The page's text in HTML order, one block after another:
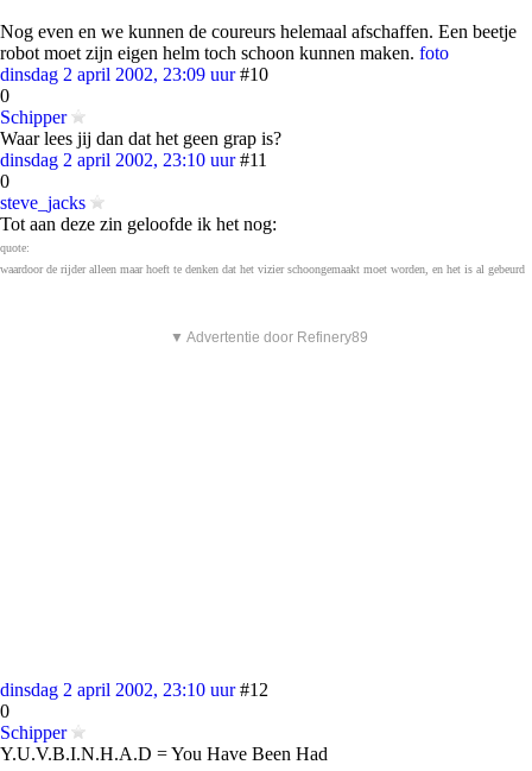
Nog even en we kunnen de coureurs helemaal afschaffen. Een beetje
robot moet zijn eigen helm toch schoon kunnen maken. foto
dinsdag 2 april 2002, 23:09 uur #10
0
Schipper
Waar lees jij dan dat het geen grap is?
dinsdag 2 april 2002, 23:10 uur #11
0
steve_jacks
Tot aan deze zin geloofde ik het nog:
quote:
waardoor de rijder alleen maar hoeft te denken dat het vizier schoongemaakt moet worden, en het is al gebeurd
▼ Advertentie door Refinery89
dinsdag 2 april 2002, 23:10 uur #12
0
Schipper
Y.U.V.B.I.N.H.A.D = You Have Been Had